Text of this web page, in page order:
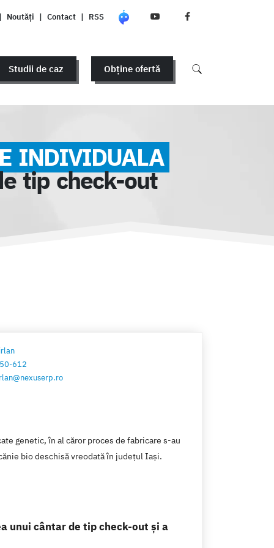
| Noutăți | Contact | RSS
Studii de caz Obține ofertă
INDIVIDUALA
tip check-out
612
genetic, în al căror proces de fabricare s-au
bio deschisă vreodată în județul Iași.
unui cântar de tip check-out și a